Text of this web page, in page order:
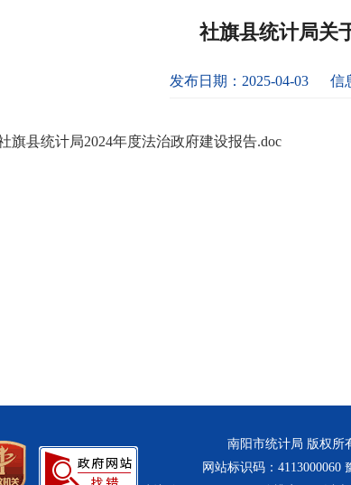
社旗县统计局关
发布日期：2025-04-03 信
旗县统计局2024年度法治政府建设报告.doc
南阳市统计局 版权所
网站标识码：4113000060